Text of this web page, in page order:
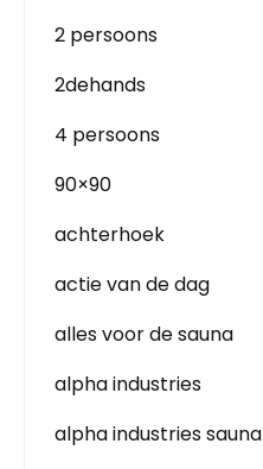
2 persoons
2dehands
4 persoons
90×90
achterhoek
actie van de dag
alles voor de sauna
alpha industries
alpha industries sauna